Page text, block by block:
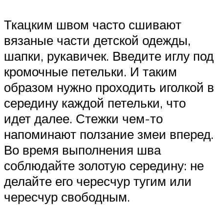
Ткацким швом часто сшивают
вязаные части детской одежды,
шапки, рукавичек. Введите иглу под
кромочные петельки. И таким
образом нужно проходить иголкой в
середину каждой петельки, что
идет далее. Стежки чем-то
напоминают ползание змеи вперед.
Во время выполнения шва
соблюдайте золотую середину: не
делайте его чересчур тугим или
чересчур свободным.